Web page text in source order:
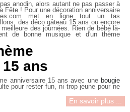
anodin, alors autant ne pas passer à
Fête ! Pour une décoration anniversaire
met en ligne tout un tas
des déco gâteau 15 ans ou encore
des journées. Rien de bébé là-
de bonne musique et d'un thème
ans
anniversaire 15 ans avec une bougie
pour rester fun, ni trop jeune pour ne
En savoir plus ...